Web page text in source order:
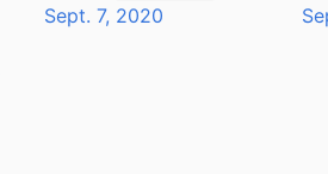
Sept. 7, 2020